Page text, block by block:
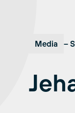
Media –